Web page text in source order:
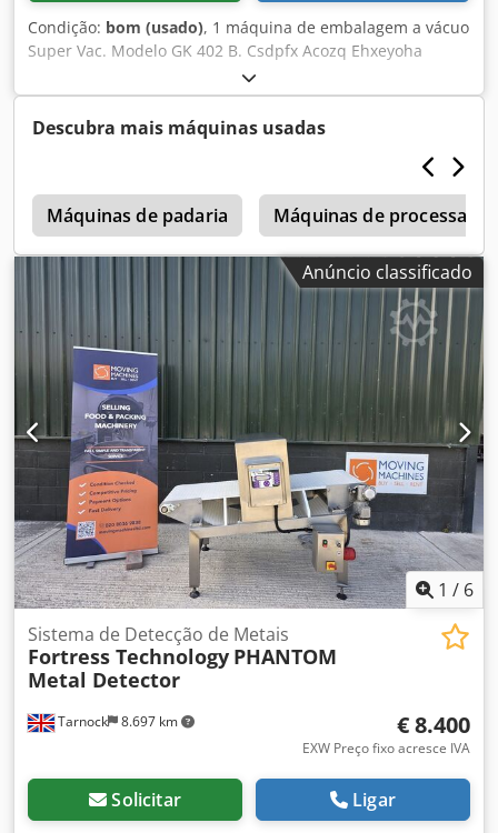
Condição: bom (usado), 1 máquina de embalagem a vácuo
Super Vac. Modelo GK 402 B. Csdpfx Acozq Ehxeyoha
Descubra mais máquinas usadas
Máquinas de padaria Máquinas de
Anúncio classificado
1 / 6
Tarnock 8.697 km
Sistema de Detecção de Metais
Fortress Technology PHANTOM
Metal Detector
€ 8.400
EXW Preço fixo acresce IVA
Solicitar Ligar